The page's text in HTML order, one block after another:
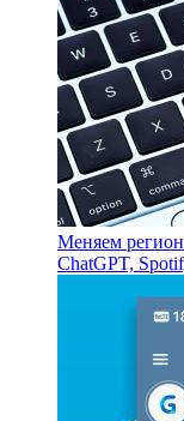
Меняем регион
ChatGPT,